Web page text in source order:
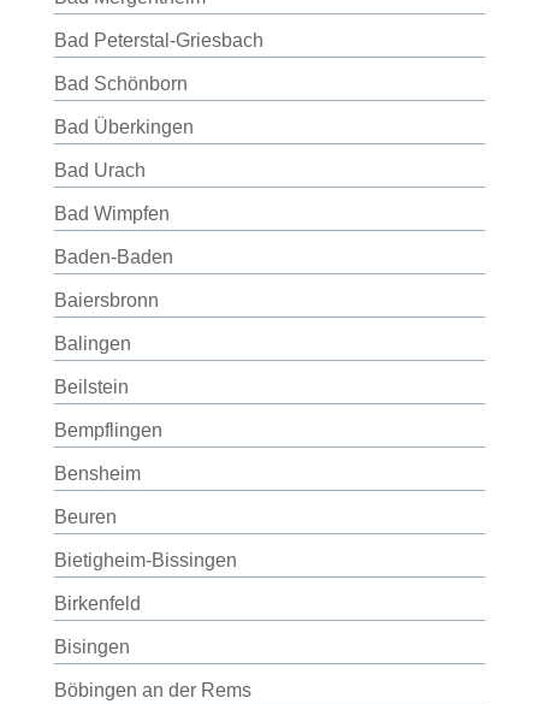
Bad Peterstal-Griesbach
Bad Schönborn
Bad Überkingen
Bad Urach
Bad Wimpfen
Baden-Baden
Baiersbronn
Balingen
Beilstein
Bempflingen
Bensheim
Beuren
Bietigheim-Bissingen
Birkenfeld
Bisingen
Böbingen an der Rems